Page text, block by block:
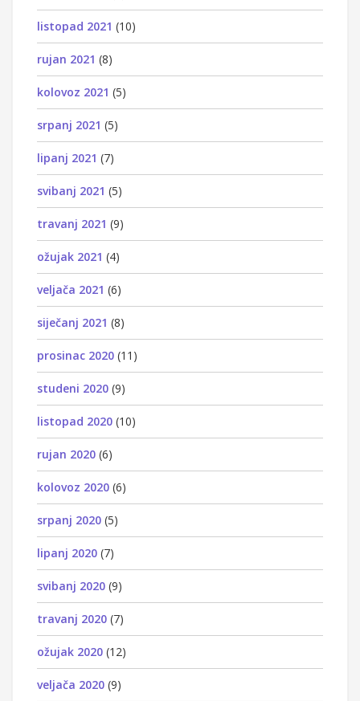
listopad 2021 (10)
rujan 2021 (8)
kolovoz 2021 (5)
srpanj 2021 (5)
lipanj 2021 (7)
svibanj 2021 (5)
travanj 2021 (9)
ožujak 2021 (4)
veljača 2021 (6)
siječanj 2021 (8)
prosinac 2020 (11)
studeni 2020 (9)
listopad 2020 (10)
rujan 2020 (6)
kolovoz 2020 (6)
srpanj 2020 (5)
lipanj 2020 (7)
svibanj 2020 (9)
travanj 2020 (7)
ožujak 2020 (12)
veljača 2020 (9)